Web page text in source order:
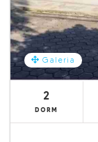
Galeria
2
DORM